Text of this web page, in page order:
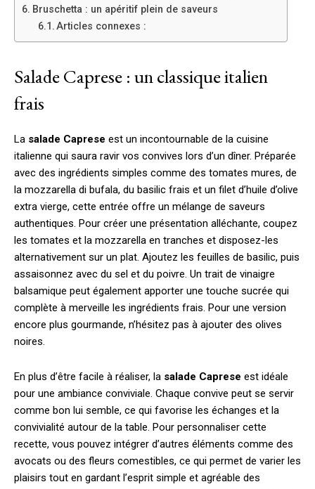
Bruschetta : un apéritif plein de saveurs
Articles connexes :
Salade Caprese : un classique italien
frais
La salade Caprese est un incontournable de la cuisine
italienne qui saura ravir vos convives lors d’un dîner. Préparée
avec des ingrédients simples comme des tomates mures, de
la mozzarella di bufala, du basilic frais et un filet d’huile d’olive
extra vierge, cette entrée offre un mélange de saveurs
authentiques. Pour créer une présentation alléchante, coupez
les tomates et la mozzarella en tranches et disposez-les
alternativement sur un plat. Ajoutez les feuilles de basilic, puis
assaisonnez avec du sel et du poivre. Un trait de vinaigre
balsamique peut également apporter une touche sucrée qui
complète à merveille les ingrédients frais. Pour une version
encore plus gourmande, n’hésitez pas à ajouter des olives
noires.
En plus d’être facile à réaliser, la salade Caprese est idéale
pour une ambiance conviviale. Chaque convive peut se servir
comme bon lui semble, ce qui favorise les échanges et la
convivialité autour de la table. Pour personnaliser cette
recette, vous pouvez intégrer d’autres éléments comme des
avocats ou des fleurs comestibles, ce qui permet de varier les
plaisirs tout en gardant l’esprit simple et agréable des